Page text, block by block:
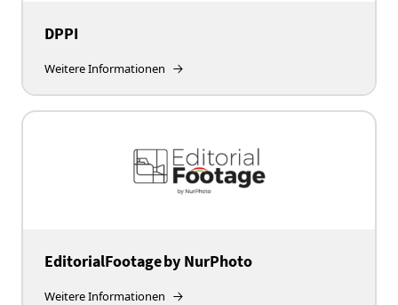
DPPI
Weitere Informationen
EditorialFootage by NurPhoto
Weitere Informationen